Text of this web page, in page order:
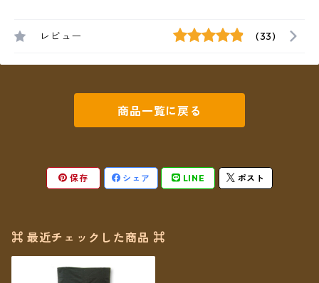
レビュー (33)
商品一覧に戻る
保存 シェア LINE ポスト
⌘ 最近チェックした商品 ⌘